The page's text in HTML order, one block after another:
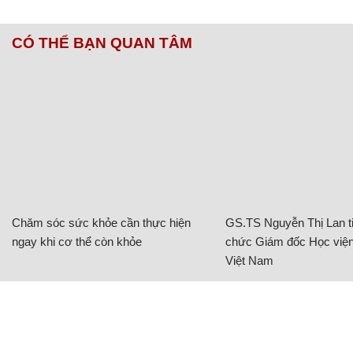
CÓ THỂ BẠN QUAN TÂM
Chăm sóc sức khỏe cần thực hiện
ngay khi cơ thể còn khỏe
GS.TS Nguyễn Thị Lan
chức Giám đốc Học
Việt Nam